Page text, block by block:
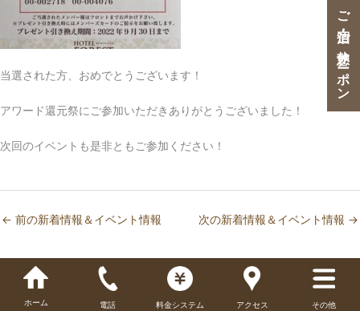
当選された方、おめでとうございます！
アワード還元祭にご参加いただきありがとうございました！
次回のイベントも是非ともご参加ください！
← 前の新着情報＆イベント情報 次の新着情報＆イベント情報 →
ホーム 電話 料金システム アクセス その他
ご宿泊・ご休憩クーポン